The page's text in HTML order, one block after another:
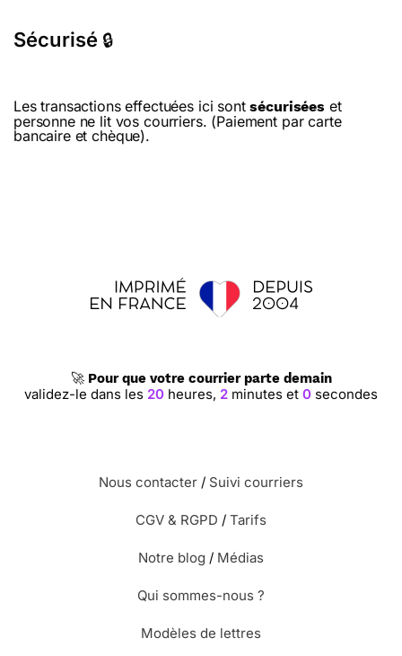
Sécurisé 🔒
Les transactions effectuées ici sontsécurisées et
personne ne lit vos courriers. (Paiement par carte
bancaire et chèque).
🚀 Pour que votre courrier parte demain
validez-le dans les 20 heures, 1minute et59secondes
Nous contacter / Suivi courriers
CGV & RGPD / Tarifs
Notre blog / Médias
Qui sommes-nous ?
Modèles de lettres